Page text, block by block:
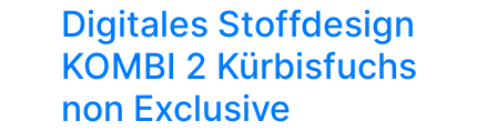
Digitales Stoffdesign
KOMBI 2 Kürbisfuchs
non Exclusive